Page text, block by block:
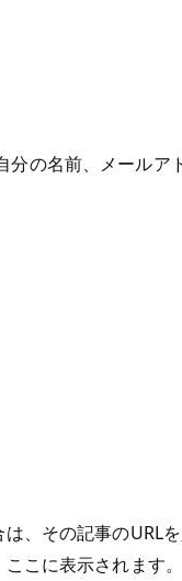
分の名前、メールア
、その記事のURLを
こに表示されます